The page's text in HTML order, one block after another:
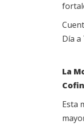
Día
La
Esta